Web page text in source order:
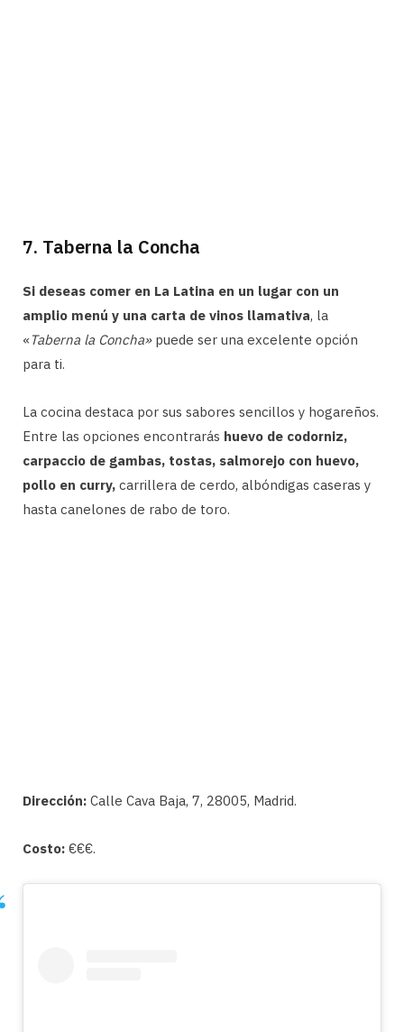
7. Taberna la Concha
Si deseas comer en La Latina en un lugar con un
amplio menú y una carta de vinos llamativa, la
«Taberna la Concha»puede ser una excelente opción
para ti.
La cocina destaca por sus sabores sencillos y hogareños.
Entre las opciones encontrarás huevo de codorniz,
carpaccio de gambas, tostas, salmorejo con huevo,
pollo en curry, carrillera de cerdo, albóndigas caseras y
hasta canelones de rabo de toro.
Dirección: Calle Cava Baja, 7, 28005, Madrid.
Costo: €€€.